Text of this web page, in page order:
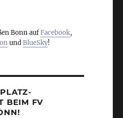
Bonn aufFacebook,
undBlueSky!
BEIM FV